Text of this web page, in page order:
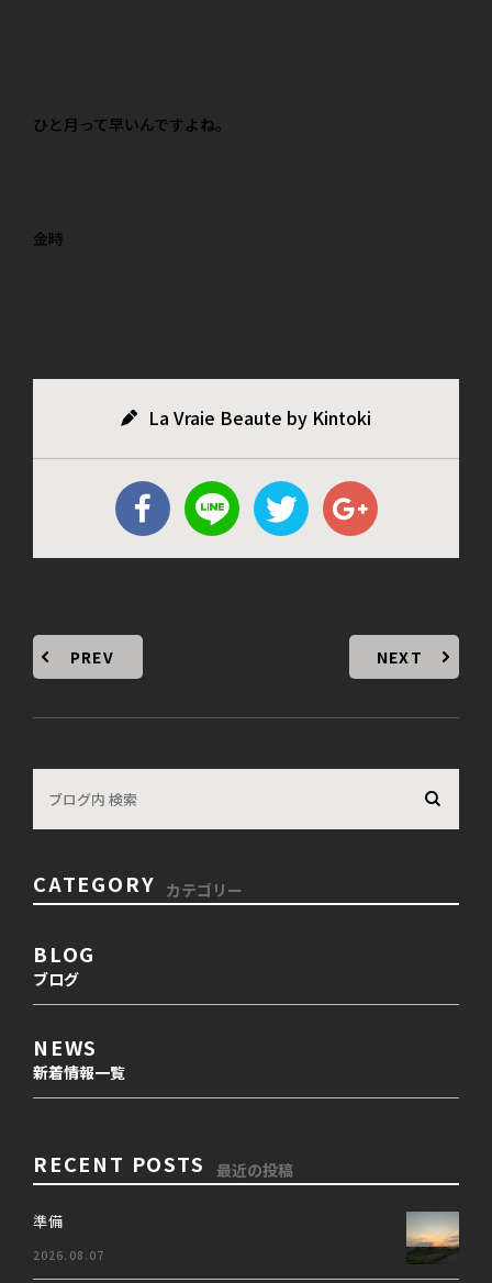
ひと月って早いんですよね。
金時
La Vraie Beaute by Kintoki
PREV NEXT
CATEGORY カテゴリー
BLOG
ブログ
NEWS
新着情報一覧
RECENT POSTS 最近の投稿
準備
2026.08.07